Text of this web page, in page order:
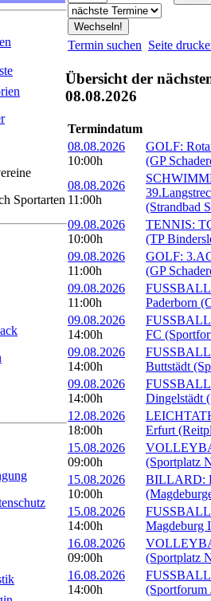
Sportarten
Termin suchen Seite
Übersicht der
08.08.2026
Termindatum
08.08.2026
10:00h
GOLF:
(GP
08.08.2026
11:00h
(Strandbad
09.08.2026
10:00h
TENNIS:
(TP
09.08.2026
11:00h
GOLF:
(GP
09.08.2026
11:00h
Paderborn
09.08.2026
14:00h
FC
09.08.2026
14:00h
Buttstädt
09.08.2026
14:00h
Dingelstädt
12.08.2026
18:00h
Erfurt
15.08.2026
09:00h
(Sportplatz
15.08.2026
10:00h
BILLARD:
15.08.2026
14:00h
Magdeburg
16.08.2026
09:00h
(Sportplatz
16.08.2026
14:00h
(Sportforum